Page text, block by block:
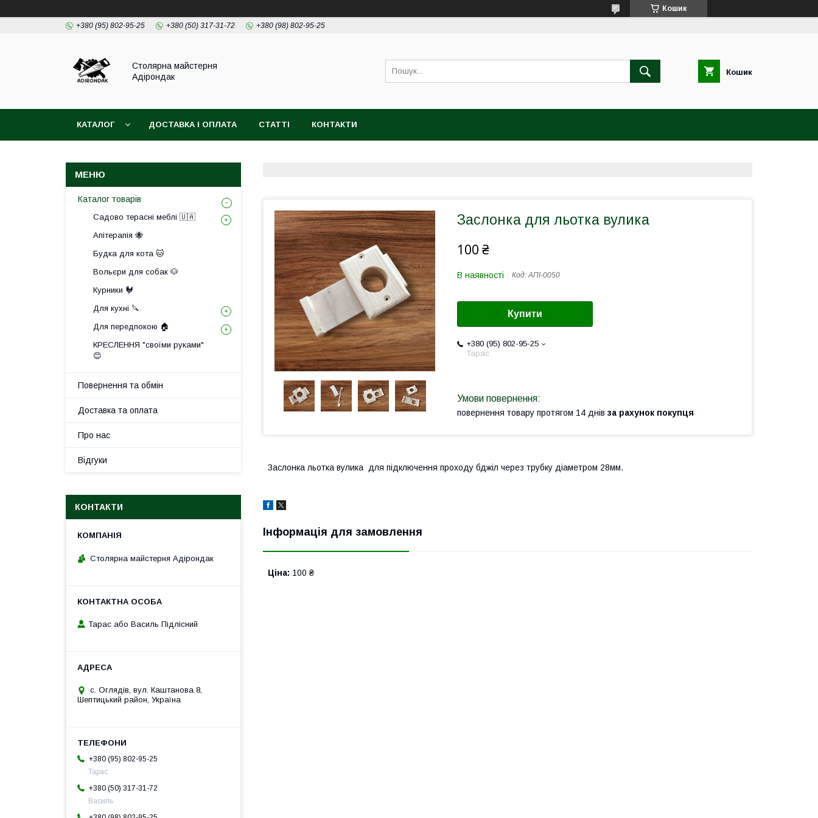
Кошик
+380 (95) 802-95-25 +380 (50) 317-31-72 +380 (98) 802-95-25
Столярна майстерня
Адірондак
Кошик
КАТАЛОГ ДОСТАВКА І ОПЛАТА СТАТТІ КОНТАКТИ
Заслонка для льотка вулика
100 ₴
В наявності Код:АПІ-0050
Купити
+380 (95) 802-95-25
Тарас
повернення товару протягом 14 днів за рахунок покупця
Заслонка льотка вулика для підключення проходу бджіл через трубку діаметром 28мм.
Інформація для замовлення
Ціна: 100 ₴
Каталог товарів
Садово терасні меблі 🇺🇦
Апітерапія 🐝
Будка для кота 🐱
Вольєри для собак 🐶
Курники 🐓
Для кухні 🔪
Для передпокою 🏠
КРЕСЛЕННЯ "своїми руками"
😊
Повернення та обмін
Доставка та оплата
Про нас
Відгуки
КОНТАКТИ
Столярна майстерня Адірондак
Тарас або Василь Підлісний
с. Оглядів, вул. Каштанова 8,
Шептицький район, Україна
+380 (95) 802-95-25
Тарас
+380 (50) 317-31-72
Василь